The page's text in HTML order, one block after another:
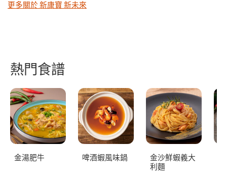
更多關於 新康寶 新未來
熱門食譜
金湯肥牛 啤酒蝦風味鍋
金沙鮮蝦義大
利麵